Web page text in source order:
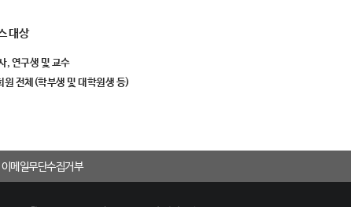
대상
, 연구생 및 교수
원 전체(학부생 및 대학원생 등)
이메일무단수집거부